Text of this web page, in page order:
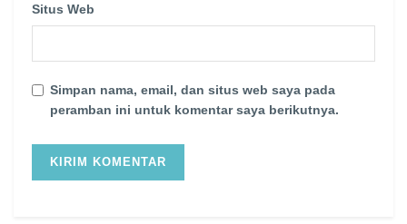
Situs Web
Simpan nama, email, dan situs web saya pada
peramban ini untuk komentar saya berikutnya.